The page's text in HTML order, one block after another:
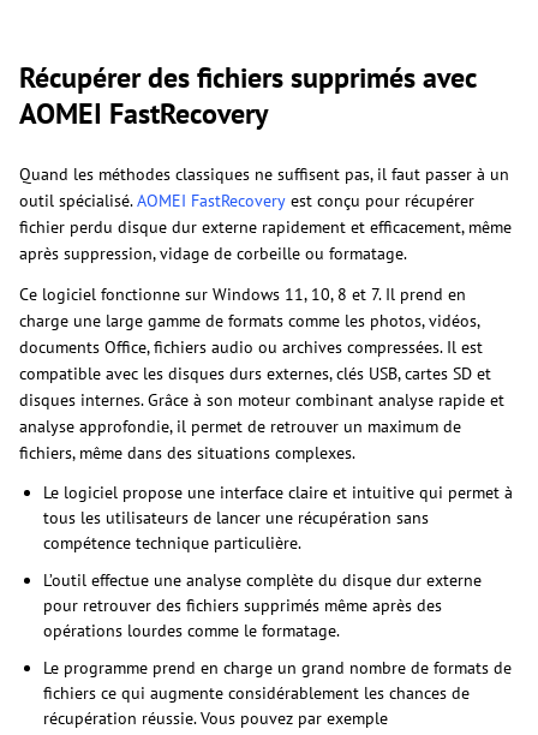
Récupérer des fichiers supprimés avec
AOMEI FastRecovery
Quand les méthodes classiques ne suffisent pas, il faut passer à un
outil spécialisé.AOMEI FastRecovery est conçu pour récupérer
fichier perdu disque dur externe rapidement et efficacement, même
après suppression, vidage de corbeille ou formatage.
Ce logiciel fonctionne sur Windows 11, 10, 8 et 7. Il prend en
charge une large gamme de formats comme les photos, vidéos,
documents Office, fichiers audio ou archives compressées. Il est
compatible avec les disques durs externes, clés USB, cartes SD et
disques internes. Grâce à son moteur combinant analyse rapide et
analyse approfondie, il permet de retrouver un maximum de
fichiers, même dans des situations complexes.
Le logiciel propose une interface claire et intuitive qui permet à
tous les utilisateurs de lancer une récupération sans
compétence technique particulière.
L’outil effectue une analyse complète du disque dur externe
pour retrouver des fichiers supprimés même après des
opérations lourdes comme le formatage.
Le programme prend en charge un grand nombre de formats de
fichiers ce qui augmente considérablement les chances de
récupération réussie. Vous pouvez par exemple